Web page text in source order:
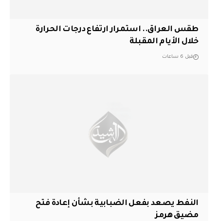
طقس العراق.. استمرار ارتفاع درجات الحرارة
خلال الأيام المقبلة
قبل 6 ساعات
النفط يصعد بفعل الضبابية بشأن إعادة فتح
مضيق هرمز